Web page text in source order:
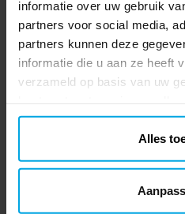
informatie over uw gebruik
partners voor social media,
partners kunnen deze
informatie die u aan ze heeft
verzameld op basis van uw
Alles